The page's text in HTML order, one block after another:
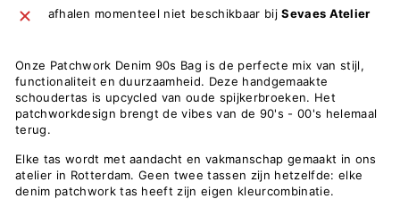
afhalen momenteel niet beschikbaar bijSevaes Atelier
Onze Patchwork Denim 90s Bag is de perfecte mix van stijl,
functionaliteit en duurzaamheid. Deze handgemaakte
schoudertas is upcycled van oude spijkerbroeken. Het
patchworkdesign brengt de vibes van de 90's - 00's helemaal
terug.
Elke tas wordt met aandacht en vakmanschap gemaakt in ons
atelier in Rotterdam. Geen twee tassen zijn hetzelfde: elke
denim patchwork tas heeft zijn eigen kleurcombinatie.